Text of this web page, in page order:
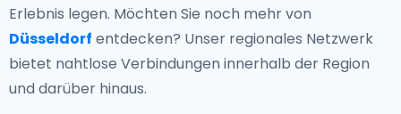
Erlebnis legen. Möchten Sie noch mehr von
Düsseldorf entdecken? Unser regionales Netzwerk
bietet nahtlose Verbindungen innerhalb der Region
und darüber hinaus.